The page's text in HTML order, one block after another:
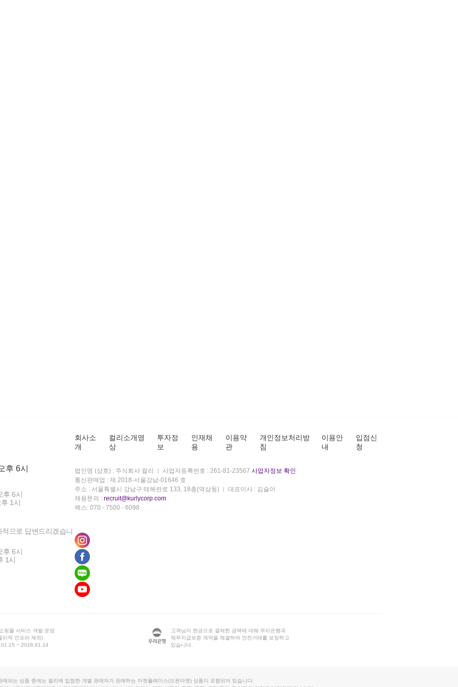
후 6시
후 6시
1시
으로 답변드리겠습니
후 6시
1시
회사소
개
컬리소개영
상
투자정
보
인재채
용
이용약
관
개인정보처리방
침
이용안
내
입점신
청
법인명 (상호) : 주식회사 컬리 사업자등록번호 : 261-81-23567 사업자정보 확인
통신판매업 : 제 2018-서울강남-01646 호
주소 : 서울특별시 강남구 테헤란로 133, 18층(역삼동)
대표이사 : 김슬아
채용문의 : recruit@kurlycorp.com
팩스: 070 - 7500 - 6098
핑몰 서비스 개발·운영
리적 인프라 제외)
~ 2028.01.14
고객님이 현금으로 결제한 금액에 대해 우리은행과
채무지급보증 계약을 체결하여 안전거래를 보장하고
있습니다.
매되는 상품 중에는 컬리에 입점한 개별 판매자가 판매하는 마켓플레이스(오픈마켓) 상품이 포함되어 있습니다.